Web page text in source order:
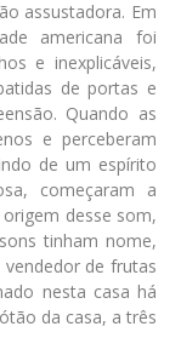
assustadora. Em
americana foi
e inexplicáveis,
de portas e
Quando as
e perceberam
de um espírito
começaram a
desse som,
tinham nome,
de frutas
nesta casa há
da casa, a três